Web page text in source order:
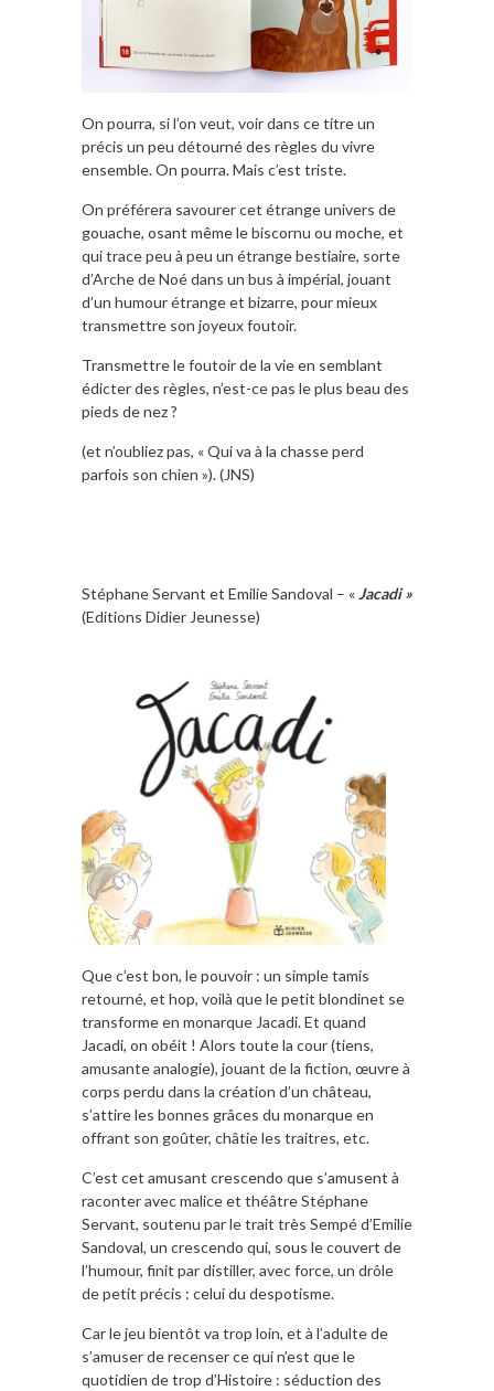
On pourra, si l’on veut, voir dans ce titre un
précis un peu détourné des règles du vivre
ensemble. On pourra. Mais c’est triste.
On préférera savourer cet étrange univers de
gouache, osant même le biscornu ou moche, et
qui trace peu à peu un étrange bestiaire, sorte
d’Arche de Noé dans un bus à impérial, jouant
d’un humour étrange et bizarre, pour mieux
transmettre son joyeux foutoir.
Transmettre le foutoir de la vie en semblant
édicter des règles, n’est-ce pas le plus beau des
pieds de nez ?
(et n’oubliez pas, « Qui va à la chasse perd
parfois son chien »). (JNS)
Stéphane Servant et Emilie Sandoval – «Jacadi »
(Editions Didier Jeunesse)
Que c’est bon, le pouvoir : un simple tamis
retourné, et hop, voilà que le petit blondinet se
transforme en monarque Jacadi. Et quand
Jacadi, on obéit ! Alors toute la cour (tiens,
amusante analogie), jouant de la fiction, œuvre à
corps perdu dans la création d’un château,
s’attire les bonnes grâces du monarque en
offrant son goûter, châtie les traitres, etc.
C’est cet amusant crescendo que s’amusent à
raconter avec malice et théâtre Stéphane
Servant, soutenu par le trait très Sempé d’Emilie
Sandoval, un crescendo qui, sous le couvert de
l’humour, finit par distiller, avec force, un drôle
de petit précis : celui du despotisme.
Car le jeu bientôt va trop loin, et à l’adulte de
s’amuser de recenser ce qui n’est que le
quotidien de trop d’Histoire : séduction des